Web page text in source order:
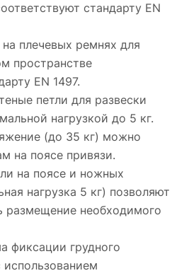
стандарту EN
плечевых ремнях для
пространстве
EN 1497.
петли для развески
нагрузкой до 5 кг.
(до 35 кг) можно
на поясе привязи.
на поясе и ножных
нагрузка 5 кг) позволяют
размещение необходимого
фиксации грудного